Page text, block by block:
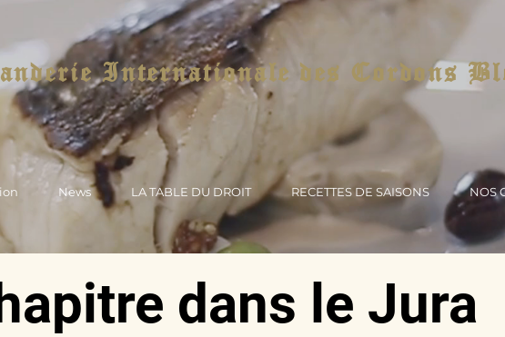
Internationale des Cordons
News LA TABLE DU DROIT RECETTES DE SAISONS NOS
dans le Jura